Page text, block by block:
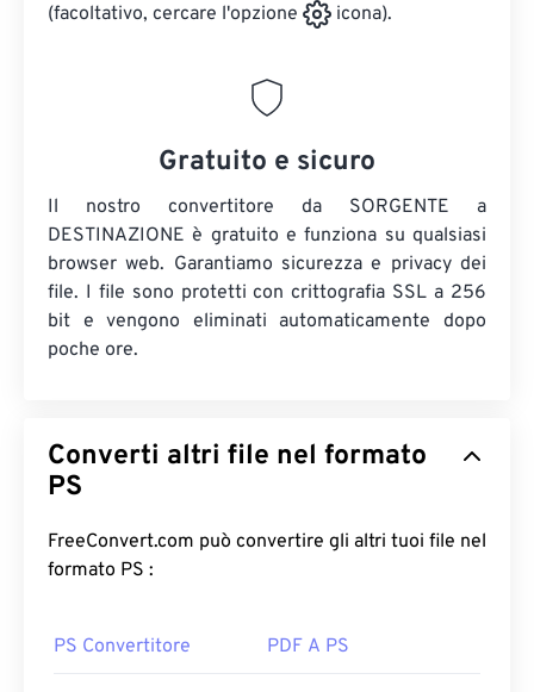
(facoltativo, cercare l'opzione
icona).
Gratuito e sicuro
Il nostro convertitore da SORGENTE a
DESTINAZIONE è gratuito e funziona su qualsiasi
browser web. Garantiamo sicurezza e privacy dei
file. I file sono protetti con crittografia SSL a 256
bit e vengono eliminati automaticamente dopo
poche ore.
Converti altri file nel formato
PS
FreeConvert.com può convertire gli altri tuoi file nel
formato PS :
PS Convertitore PDF A PS